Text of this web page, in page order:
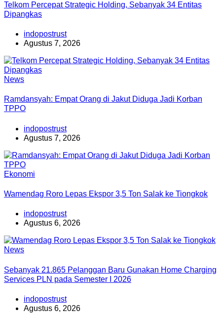
Telkom Percepat Strategic Holding, Sebanyak 34 Entitas
Dipangkas
indopostrust
Agustus 7, 2026
News
Ramdansyah: Empat Orang di Jakut Diduga Jadi Korban
TPPO
indopostrust
Agustus 7, 2026
Ekonomi
Wamendag Roro Lepas Ekspor 3,5 Ton Salak ke Tiongkok
indopostrust
Agustus 6, 2026
News
Sebanyak 21.865 Pelanggan Baru Gunakan Home Charging
Services PLN pada Semester I 2026
indopostrust
Agustus 6, 2026